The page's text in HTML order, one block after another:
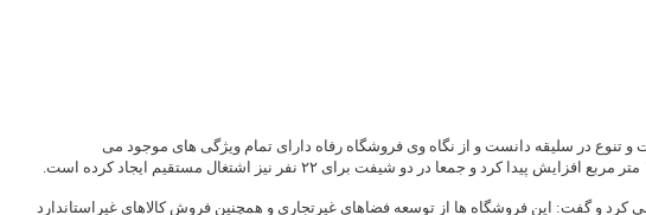
و تنوع در سلیقه دانست و از نگاه وی فروشگاه رفاه دارای تمام ویژگی های موجود می
کرد و گفت: این فروشگاه ها از توسعه فضاهای غیرتجاری و همچنین فروش کالاهای غیراستاندارد